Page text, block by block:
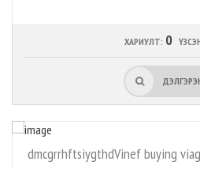
ХАРИУЛТ: 0
dmcgrrhftsiygthdVinef buying